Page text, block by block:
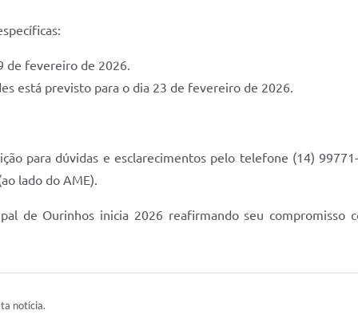
de fevereiro de 2026.
está previsto para o dia 23 de fevereiro de 2026.
para dúvidas e esclarecimentos pelo telefone (14)
lado do AME).
de Ourinhos inicia 2026 reafirmando seu compromisso
notícia.